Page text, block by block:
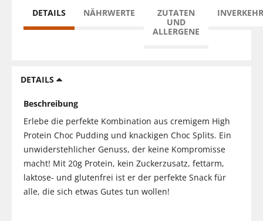
DETAILS NÄHRWERTE
ZUTATEN
UND
ALLERGENE
DETAILS
Beschreibung
Erlebe die perfekte Kombination aus cremigem High
Protein Choc Pudding und knackigen Choc Splits. Ein
unwiderstehlicher Genuss, der keine Kompromisse
macht! Mit 20g Protein, kein Zuckerzusatz, fettarm,
laktose- und glutenfrei ist er der perfekte Snack für
alle, die sich etwas Gutes tun wollen!